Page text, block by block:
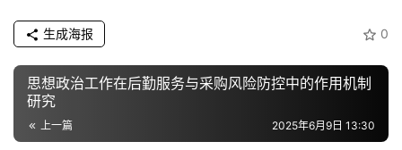
0
生成海报
思想政治工作在后勤服务与采购风险防控中的作用机制
研究
上一篇 2025年6月9日 13:30